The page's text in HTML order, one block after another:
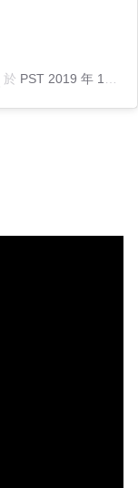
於 PST 2019 年 1月 月 23 日 上午 3:41